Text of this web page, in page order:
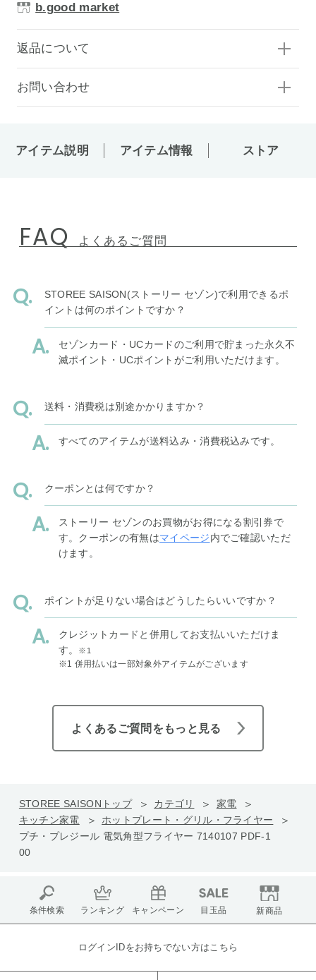
b.good market
返品について
お問い合わせ
アイテム説明 アイテム情報 ストア
FAQ よくあるご質問
STOREE SAISON(ストーリー セゾン)で利用できるポ
イントは何のポイントですか？
セゾンカード・UCカードのご利用で貯まった永久不
滅ポイント・UCポイントがご利用いただけます。
送料・消費税は別途かかりますか？
すべてのアイテムが送料込み・消費税込みです。
クーポンとは何ですか？
ストーリー セゾンのお買物がお得になる割引券で
す。クーポンの有無はマイページ内でご確認いただ
けます。
ポイントが足りない場合はどうしたらいいですか？
クレジットカードと併用してお支払いいただけま
す。
※1
※1 併用払いは一部対象外アイテムがございます
よくあるご質問をもっと見る
STOREE SAISONトップ カテゴリ
家電
キッチン家電
ホットプレート・グリル・フライヤー
プチ・プレジール 電気角型フライヤー 7140107 PDF-1
00
条件検索 ランキング キャンペーン 目玉品 新商品
ログインIDをお持ちでない方はこちら